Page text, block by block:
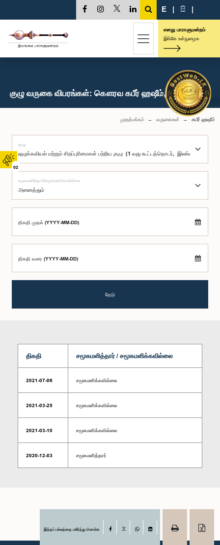
02
E | සි |
எனது பாராளுமன்றம்
இங்கே உள்நுழைக
குழு வருகை விபரங்கள்: கௌரவ கபீர் ஹஷீம், பா.உ.
முதற்பக்கம் வருகைகள் கபீர் ஹஷீம்
குழு
சமூகமளித்தார்/சமூகமளிக்கவில்லை
திகதி முதல் (YYYY-MM-DD)
திகதி வரை (YYYY-MM-DD)
தேடு
திகதி சமூகமளித்தார் / சமூகமளிக்கவில்லை
2021-07-06 சமூகமளிக்கவில்லை
2021-03-25 சமூகமளிக்கவில்லை
2021-03-10 சமூகமளிக்கவில்லை
2020-12-03 சமூகமளித்தார்
இந்தப் பக்கத்தை பகிர்ந்து கொள்க Facebook